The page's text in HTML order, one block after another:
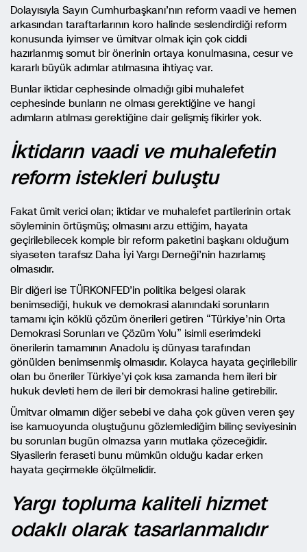
Dolayısıyla Sayın Cumhurbaşkanı’nın reform vaadi ve hemen
arkasından taraftarlarının koro halinde seslendirdiği reform
konusunda iyimser ve ümitvar olmak için çok ciddi
hazırlanmış somut bir önerinin ortaya konulmasına, cesur ve
kararlı büyük adımlar atılmasına ihtiyaç var.
Bunlar iktidar cephesinde olmadığı gibi muhalefet
cephesinde bunların ne olması gerektiğine ve hangi
adımların atılması gerektiğine dair gelişmiş fikirler yok.
İktidarın vaadi ve muhalefetin
reform istekleri buluştu
Fakat ümit verici olan; iktidar ve muhalefet partilerinin ortak
söyleminin örtüşmüş; olmasını arzu ettiğim, hayata
geçirilebilecek komple bir reform paketini başkanı olduğum
siyaseten tarafsız Daha İyi Yargı Derneği’nin hazırlamış
olmasıdır.
Bir diğeri ise TÜRKONFED’in politika belgesi olarak
benimsediği, hukuk ve demokrasi alanındaki sorunların
tamamı için köklü çözüm önerileri getiren “Türkiye’nin Orta
Demokrasi Sorunları ve Çözüm Yolu” isimli eserimdeki
önerilerin tamamının Anadolu iş dünyası tarafından
gönülden benimsenmiş olmasıdır. Kolayca hayata geçirilebilir
olan bu öneriler Türkiye’yi çok kısa zamanda hem ileri bir
hukuk devleti hem de ileri bir demokrasi haline getirebilir.
Ümitvar olmamın diğer sebebi ve daha çok güven veren şey
ise kamuoyunda oluştuğunu gözlemlediğim bilinç seviyesinin
bu sorunları bugün olmazsa yarın mutlaka çözeceğidir.
Siyasilerin feraseti bunu mümkün olduğu kadar erken
hayata geçirmekle ölçülmelidir.
Yargı topluma kaliteli hizmet
odaklı olarak tasarlanmalıdır